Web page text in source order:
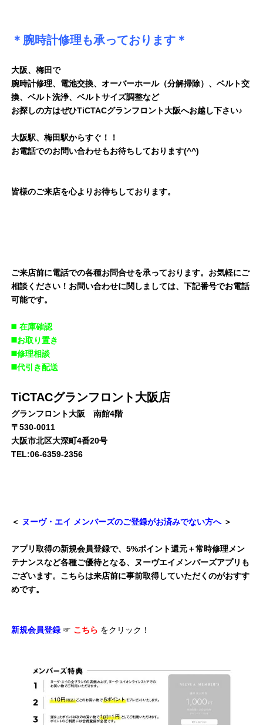
＊腕時計修理も承っております＊
大阪、梅田で
腕時計修理、電池交換、オーバーホール（分解掃除）、ベルト交
換、ベルト洗浄、ベルトサイズ調整など
お探しの方はぜひTiCTACグランフロント大阪へお越し下さい♪
大阪駅、梅田駅からすぐ！！
お電話でのお問い合わせもお待ちしております(^^)
皆様のご来店を心よりお待ちしております。
ご来店前に電話での各種お問合せを承っております。お気軽にご
相談ください！お問い合わせに関しましては、下記番号でお電話
可能です。
◼️ 在庫確認
◼️お取り置き
◼️修理相談
◼️代引き配送
TiCTACグランフロント大阪店
グランフロント大阪 南館4階
〒530-0011
大阪市北区大深町4番20号
TEL:06-6359-2356
＜ ヌーヴ・エイ メンバーズのご登録がお済みでない方へ ＞
アプリ取得の新規会員登録で、5%ポイント還元＋常時修理メン
テナンスなど各種ご優待となる、ヌーヴエイメンバーズアプリも
ございます。こちらは来店前に事前取得していただくのがおすす
めです。
新規会員登録 ☞ こちら をクリック！